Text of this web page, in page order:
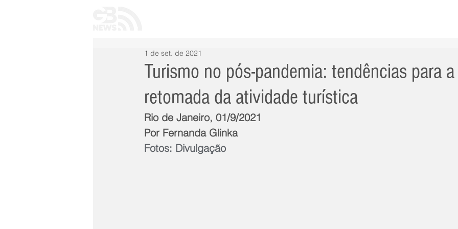
Turismo no pós-pandemia: tendências para a
retomada da atividade turística
1 de set. de 2021
Rio de Janeiro, 01/9/2021
Por Fernanda Glinka
Fotos: Divulgação